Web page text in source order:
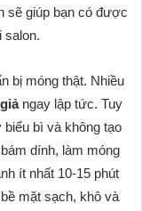
sẽ giúp bạn có được
salon.
bị móng thật. Nhiều
ngay lập tức. Tuy
bì và không tạo
dính, làm móng
ít nhất 10-15 phút
mặt sạch, khô và